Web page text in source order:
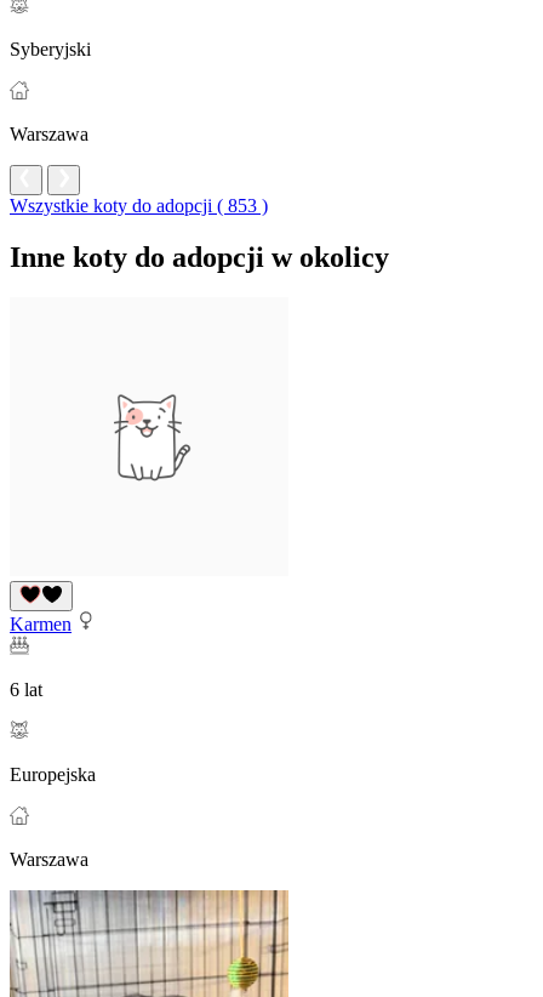
Syberyjski
Warszawa
Wszystkie koty do adopcji ( 853 )
Inne koty do adopcji w okolicy
Karmen
6 lat
Europejska
Warszawa